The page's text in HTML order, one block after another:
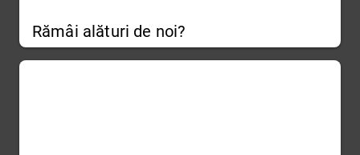
Rămâi alături de noi?